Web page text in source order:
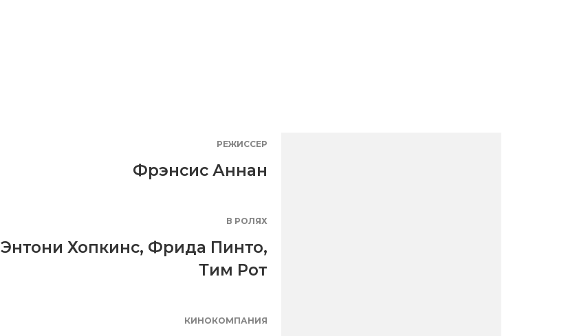
РЕЖИССЕР
Фрэнсис Аннан
В РОЛЯХ
Энтони Хопкинс, Фрида Пинто,
Тим Рот
КИНОКОМПАНИЯ